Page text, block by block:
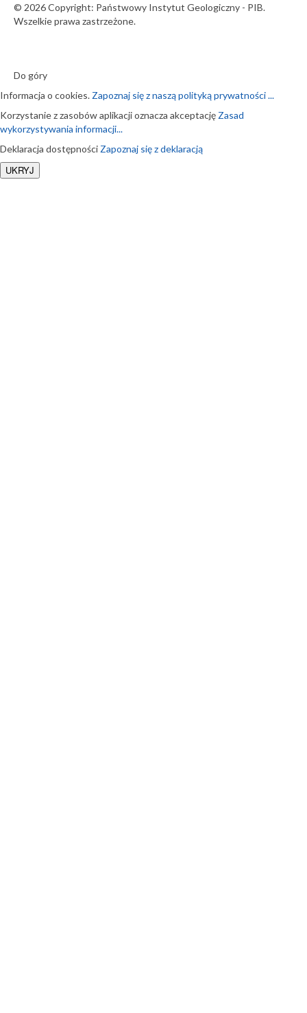
© 2026 Copyright: Państwowy Instytut Geologiczny - PIB.
Wszelkie prawa zastrzeżone.
Do góry
Informacja o cookies. Zapoznaj się z naszą polityką prywatności ...
Korzystanie z zasobów aplikacji oznacza akceptację Zasad
wykorzystywania informacji...
Deklaracja dostępności Zapoznaj się z deklaracją